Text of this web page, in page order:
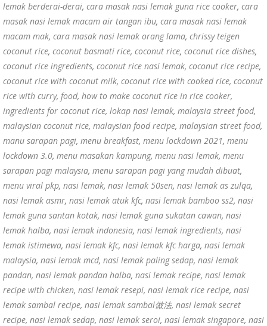
lemak berderai-derai, cara masak nasi lemak guna rice cooker, cara
masak nasi lemak macam air tangan ibu, cara masak nasi lemak
macam mak, cara masak nasi lemak orang lama, chrissy teigen
coconut rice, coconut basmati rice, coconut rice, coconut rice dishes,
coconut rice ingredients, coconut rice nasi lemak, coconut rice recipe,
coconut rice with coconut milk, coconut rice with cooked rice, coconut
rice with curry, food, how to make coconut rice in rice cooker,
ingredients for coconut rice, lokap nasi lemak, malaysia street food,
malaysian coconut rice, malaysian food recipe, malaysian street food,
manu sarapan pagi, menu breakfast, menu lockdown 2021, menu
lockdown 3.0, menu masakan kampung, menu nasi lemak, menu
sarapan pagi malaysia, menu sarapan pagi yang mudah dibuat,
menu viral pkp, nasi lemak, nasi lemak 50sen, nasi lemak as zulqa,
nasi lemak asmr, nasi lemak atuk kfc, nasi lemak bamboo ss2, nasi
lemak guna santan kotak, nasi lemak guna sukatan cawan, nasi
lemak halba, nasi lemak indonesia, nasi lemak ingredients, nasi
lemak istimewa, nasi lemak kfc, nasi lemak kfc harga, nasi lemak
malaysia, nasi lemak mcd, nasi lemak paling sedap, nasi lemak
pandan, nasi lemak pandan halba, nasi lemak recipe, nasi lemak
recipe with chicken, nasi lemak resepi, nasi lemak rice recipe, nasi
lemak sambal recipe, nasi lemak sambal做法, nasi lemak secret
recipe, nasi lemak sedap, nasi lemak seroi, nasi lemak singapore, nasi